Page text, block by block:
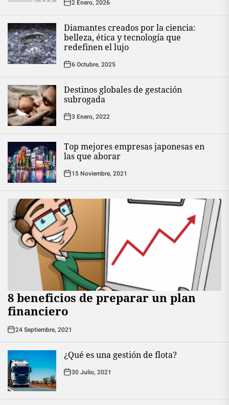
2 Enero, 2026
Diamantes creados por la ciencia:
belleza, ética y tecnología que
redefinen el lujo
6 Octubre, 2025
Destinos globales de gestación
subrogada
3 Enero, 2022
Top mejores empresas japonesas en
las que aborar
15 Noviembre, 2021
8 beneficios de preparar un plan
financiero
24 Septiembre, 2021
¿Qué es una gestión de flota?
30 Julio, 2021